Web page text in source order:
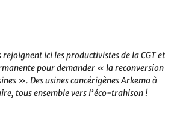
rejoignent ici les productivistes de la CGT et
pour demander « la reconversion
». Des usines cancérigènes Arkema à
tous ensemble vers l’éco-trahison !